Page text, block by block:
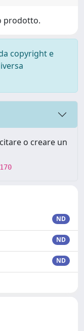
prodotto.
copyright e
o creare un
ND
ND
ND